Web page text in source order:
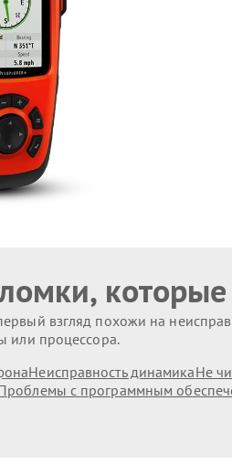
взгляд похожи на
или процессора.
Неисправность динамикаНе
с программным